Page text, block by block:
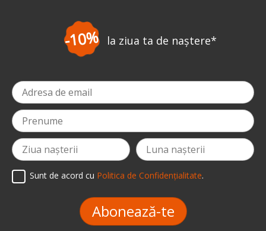
-10% la ziua ta de naștere*
Sunt de acord cu Politica de Confidențialitate.
Abonează-te